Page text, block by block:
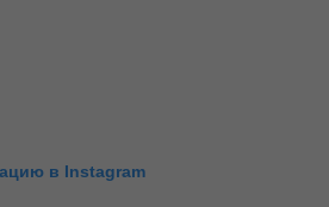
в Instagram